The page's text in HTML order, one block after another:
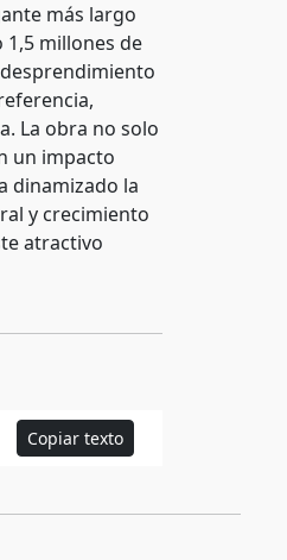
más largo
1,5 millones de
La obra no solo
un impacto
dinamizado la
y crecimiento
atractivo
Copiar texto